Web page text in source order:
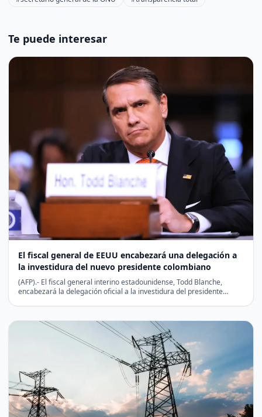
Te puede interesar
El fiscal general de EEUU encabezará una delegación a
la investidura del nuevo presidente colombiano
(AFP).- El fiscal general interino estadounidense, Todd Blanche,
encabezará la delegación oficial a la investidura del presidente